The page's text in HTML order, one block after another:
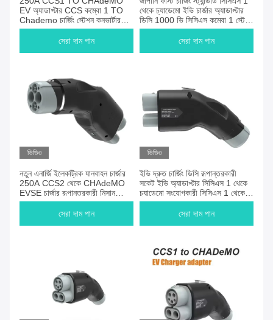
EV অ্যাডাপ্টার CCS কম্বো 1 TO
Chademo চার্জিং স্টেশন কনভার্টার
ইলেকট্রিক যানবাহন চার্জিং সংযোগকারী
সেরা দাম পান
থেকে চ্যাডেমো ইভি চার্জার অ্যাডাপ্টার
ডিসি 1000 ভি সিসিএস কম্বো 1 স্টেশন
চার্জিং ইলেকট্রিক গাড়ি সংযোগকারী জন্য
সেরা দাম পান
ভিডিও
নতুন এনার্জি ইলেকট্রিক যানবাহন চার্জার
250A CCS2 থেকে CHAdeMO
EVSE চার্জার রূপান্তরকারী নিসান
CHAdeMO স্ট্যান্ডার্ড গাড়ির জন্য
সেরা দাম পান
ভিডিও
ইভি দ্রুত চার্জিং ডিসি রূপান্তরকারী
সকেট ইভি অ্যাডাপ্টার সিসিএস 1 থেকে
চ্যাডেমো সংযোগকারী সিসিএস 1 থেকে
চ্যাডেমো
সেরা দাম পান